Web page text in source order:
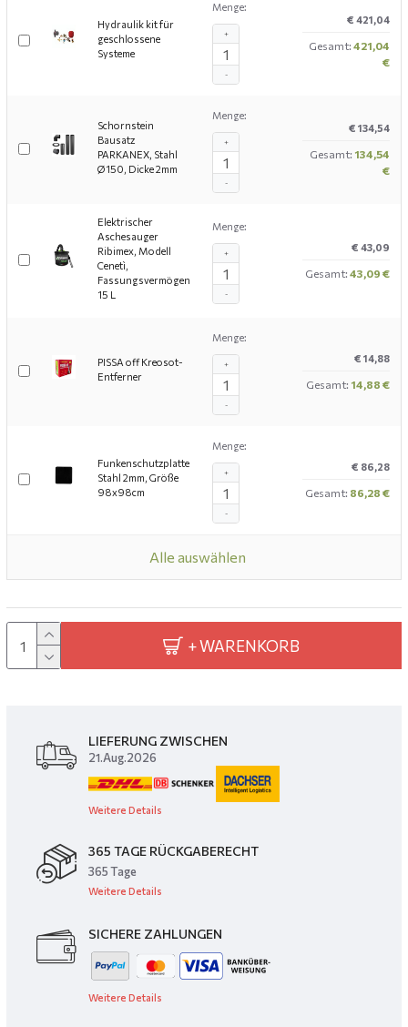
Hydraulik kit für
geschlossene
Systeme
Menge:
-
+
€ 421,04
Gesamt: 421,04
€
Schornstein
Bausatz
PARKANEX, Stahl
Ø150, Dicke 2mm
Menge:
-
+
€ 134,54
Gesamt: 134,54
€
Elektrischer
Aschesauger
Ribimex, Modell
Cenetì,
Fassungsvermögen
15 L
Menge:
-
+ € 43,09
Gesamt: 43,09 €
PISSA off Kreosot-
Entferner
Menge:
-
+ € 14,88
Gesamt: 14,88 €
Funkenschutzplatte
Stahl 2mm, Größe
98x98cm
Menge:
-
+ € 86,28
Gesamt: 86,28 €
Alle auswählen
+ WARENKORB
LIEFERUNG ZWISCHEN
21.Aug.2026
Weitere Details
365 TAGE RÜCKGABERECHT
365 Tage
Weitere Details
SICHERE ZAHLUNGEN
Weitere Details